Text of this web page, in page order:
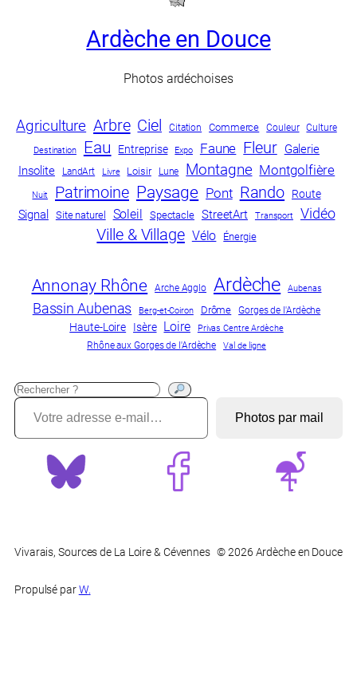
Ardèche en Douce
Photos ardéchoises
Agriculture Arbre Ciel Citation Commerce Couleur Culture
Destination Eau Entreprise Expo Faune Fleur Galerie
Insolite
LandArt Livre Loisir Lune Montagne Montgolfière
Nuit Patrimoine Paysage Pont Rando Route
Signal Site naturel Soleil Spectacle StreetArt Transport Vidéo
Ville & Village Vélo Énergie
Annonay Rhône Arche Agglo Ardèche Aubenas
Bassin Aubenas Berg-et-Coiron Drôme Gorges de l'Ardèche
Haute-Loire Isère Loire Privas Centre Ardèche
Rhône aux Gorges de l'Ardèche Val de ligne
Recherche
?
Votre adresse e-mail…
Photos par mail
Vivarais, Sources de La Loire & Cévennes © 2026 Ardèche en Douce
Propulsé parW.